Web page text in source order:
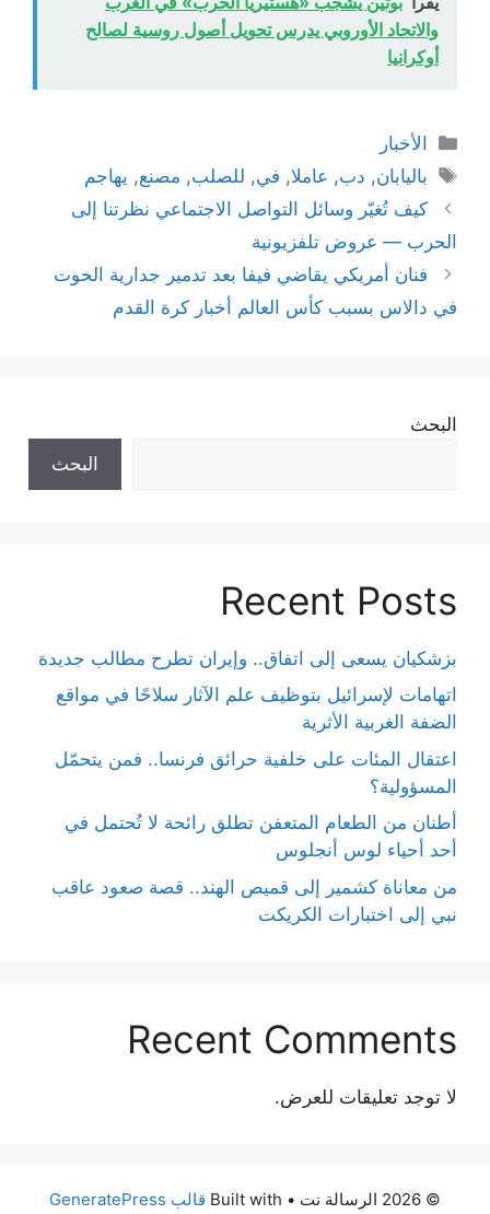
والاتحاد الأوروبي يدرس تحويل أصول روسية لصالح
أوكرانيا
التصنيفات
الأخبار
الوسوم
باليابان, دب, عاملا, في, للصلب, مصنع, يهاجم
كيف تُغيّر وسائل التواصل الاجتماعي نظرتنا إلى
الحرب — عروض تلفزيونية
فنان أمريكي يقاضي فيفا بعد تدمير جدارية الحوت
في دالاس بسبب كأس العالم أخبار كرة القدم
البحث
البحث
Recent Posts
بزشكيان يسعى إلى اتفاق.. وإيران تطرح مطالب جديدة
اتهامات لإسرائيل بتوظيف علم الآثار سلاحًا في مواقع
الضفة الغربية الأثرية
اعتقال المئات على خلفية حرائق فرنسا.. فمن يتحمّل
المسؤولية؟
أطنان من الطعام المتعفن تطلق رائحة لا تُحتمل في
أحد أحياء لوس أنجلوس
من معاناة كشمير إلى قميص الهند.. قصة صعود عاقب
نبي إلى اختبارات الكريكت
Recent Comments
لا توجد تعليقات للعرض.
© 2026 الرسالة نت • Built with قالب GeneratePress